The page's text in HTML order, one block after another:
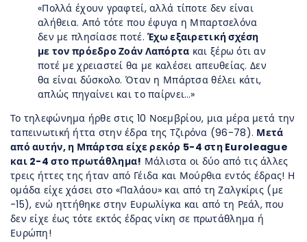
«Πολλά έχουν γραφτεί, αλλά τίποτε δεν είναι
αλήθεια. Από τότε που έφυγα η Μπαρτσελόνα
δεν με πλησίασε ποτέ.Έχω εξαιρετική σχέση
με τον πρόεδρο Ζοάν Λαπόρτα και ξέρω ότι αν
ποτέ με χρειαστεί θα με καλέσει απευθείας. Δεν
θα είναι δύσκολο. Όταν η Μπάρτσα θέλει κάτι,
απλώς πηγαίνει και το παίρνει…»
Το τηλεφώνημα ήρθε στις 10 Νοεμβρίου, μια μέρα μετά την
ταπεινωτική ήττα στην έδρα της Τζιρόνα (96-78). Μετά
από αυτήν, η Μπάρτσα είχε ρεκόρ 5-4 στη Euroleague
και 2-4 στο πρωτάθλημα! Μάλιστα οι δύο από τις άλλες
τρεις ήττες της ήταν από Γέιδα και Μούρθια εντός έδρας! Η
ομάδα είχε χάσει στο «Παλάου» και από τη Ζαλγκίρις (με
-15), ενώ ηττήθηκε στην Ευρωλίγκα και από τη Ρεάλ, που
δεν είχε έως τότε εκτός έδρας νίκη σε πρωτάθλημα ή
Ευρώπη!